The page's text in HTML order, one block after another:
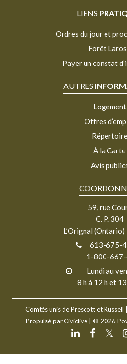
LIENS
Ordres du jour et
Forêt
Payer un constat
AUTRES
Logement
Offres
Répertoire
À la Carte
Avis
59, rue
C. P. 304
L’Orignal (Ontario)
613-675-
1-800-
Lundi au
8 h à 12 h et
Comtés unis de Prescott et Russell
Propulsé parCiviclive| © 2026
𝕏